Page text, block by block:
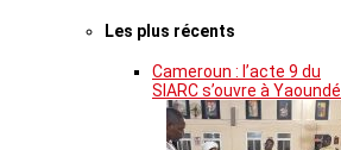
Les plus récents
Cameroun : l’acte 9 du
SIARC s’ouvre à Yaoundé